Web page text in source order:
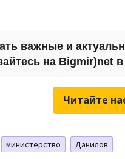
важные и
на Bigmir)net в
Читайте
министерство Данилов